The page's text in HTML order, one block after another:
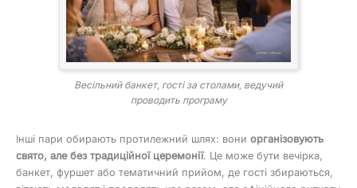
Весільний банкет, гості за столами, ведучий
проводить програму
Інші пари обирають протилежний шлях: вони організовують
свято, але без традиційної церемонії. Це може бути вечірка,
банкет, фуршет або тематичний прийом, де гості збираються,